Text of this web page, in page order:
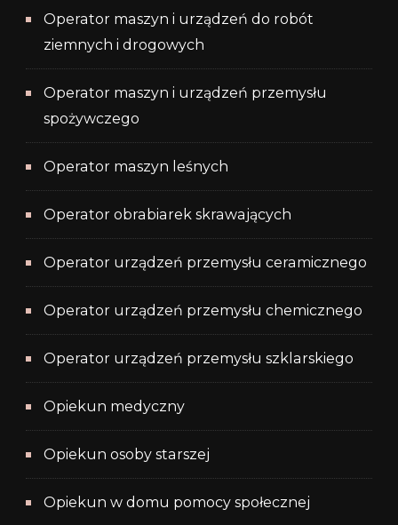
Operator maszyn i urządzeń do robót
ziemnych i drogowych
Operator maszyn i urządzeń przemysłu
spożywczego
Operator maszyn leśnych
Operator obrabiarek skrawających
Operator urządzeń przemysłu ceramicznego
Operator urządzeń przemysłu chemicznego
Operator urządzeń przemysłu szklarskiego
Opiekun medyczny
Opiekun osoby starszej
Opiekun w domu pomocy społecznej